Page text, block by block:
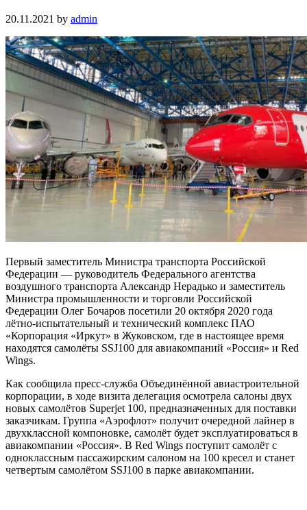
20.11.2021 by admin
Первый заместитель Министра транспорта Российской
Федерации — руководитель Федерального агентства
воздушного транспорта Александр Нерадько и заместитель
Министра промышленности и торговли Российской
Федерации Олег Бочаров посетили 20 октября 2020 года
лётно-испытательный и технический комплекс ПАО
«Корпорация «Иркут» в Жуковском, где в настоящее время
находятся самолёты SSJ100 для авиакомпаний «Россия» и Red
Wings.
Как сообщила пресс-служба Объединённой авиастроительной
корпорации, в ходе визита делегация осмотрела салоны двух
новых самолётов Superjet 100, предназначенных для поставки
заказчикам. Группа «Аэрофлот» получит очередной лайнер в
двухклассной компоновке, самолёт будет эксплуатироваться в
авиакомпании «Россия». В Red Wings поступит самолёт с
одноклассным пассажирским салоном на 100 кресел и станет
четвертым самолётом SSJ100 в парке авиакомпании.